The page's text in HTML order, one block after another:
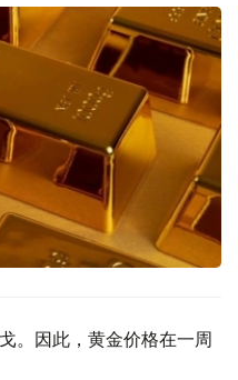
。因此，黄金价格在一周